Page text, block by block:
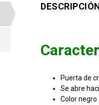
Puerta de
Se abre
Color negro.